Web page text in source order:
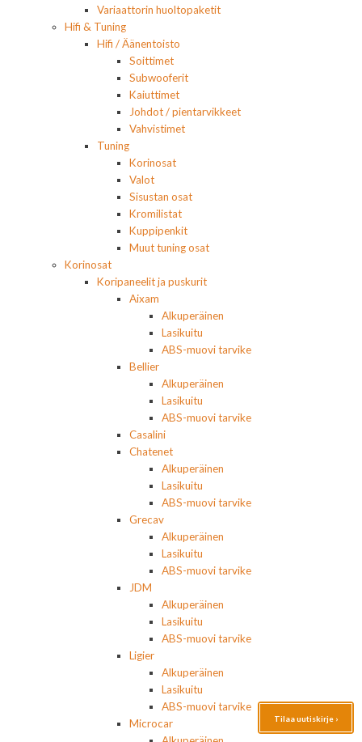
Variaattorin huoltopaketit
Hifi & Tuning
Hifi / Äänentoisto
Soittimet
Subwooferit
Kaiuttimet
Johdot / pientarvikkeet
Vahvistimet
Tuning
Korinosat
Valot
Sisustan osat
Kromilistat
Kuppipenkit
Muut tuning osat
Korinosat
Koripaneelit ja puskurit
Aixam
Alkuperäinen
Lasikuitu
ABS-muovi tarvike
Bellier
Alkuperäinen
Lasikuitu
ABS-muovi tarvike
Casalini
Chatenet
Alkuperäinen
Lasikuitu
ABS-muovi tarvike
Grecav
Alkuperäinen
Lasikuitu
ABS-muovi tarvike
JDM
Alkuperäinen
Lasikuitu
ABS-muovi tarvike
Ligier
Alkuperäinen
Lasikuitu
ABS-muovi tarvike
Microcar
Tilaa uutiskirje ›